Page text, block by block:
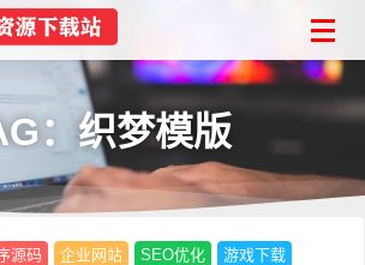
：织梦模版
源码 企业网站 SEO优化
游戏下载